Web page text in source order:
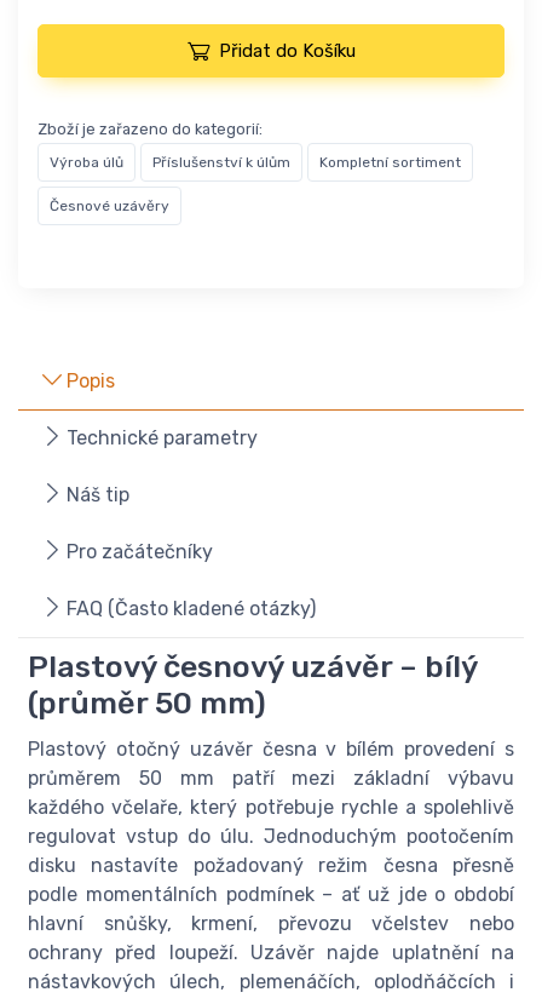
Přidat do Košíku
Zboží je zařazeno do kategorií:
Výroba úlů Příslušenství k úlům Kompletní sortiment
Česnové uzávěry
Popis
Technické parametry
Náš tip
Pro začátečníky
FAQ (Často kladené otázky)
Plastový česnový uzávěr – bílý
(průměr 50 mm)
Plastový otočný uzávěr česna v bílém provedení s
průměrem 50 mm patří mezi základní výbavu
každého včelaře, který potřebuje rychle a spolehlivě
regulovat vstup do úlu. Jednoduchým pootočením
disku nastavíte požadovaný režim česna přesně
podle momentálních podmínek – ať už jde o období
hlavní snůšky, krmení, převozu včelstev nebo
ochrany před loupeží. Uzávěr najde uplatnění na
nástavkových úlech, plemenáčích, oplodňáčcích i